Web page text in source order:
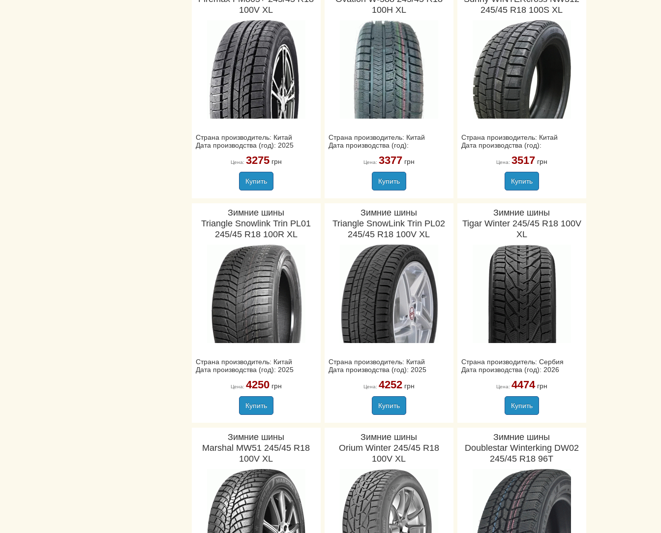
100V XL
Страна производитель: Китай
Дата производства (год): 2025
Цена: 3275грн
Купить
100H XL
Страна производитель: Китай
Дата производства (год):
Цена: 3377грн
Купить
245/45 R18 100S XL
Страна производитель: Китай
Дата производства (год):
Цена: 3517грн
Купить
Зимние шины
Triangle Snowlink Trin PL01
245/45 R18 100R XL
Страна производитель: Китай
Дата производства (год): 2025
Цена: 4250грн
Купить
Зимние шины
Triangle SnowLink Trin PL02
245/45 R18 100V XL
Страна производитель: Китай
Дата производства (год): 2025
Цена: 4252грн
Купить
Зимние шины
Tigar Winter 245/45 R18 100V
XL
Страна производитель: Сербия
Дата производства (год): 2026
Цена: 4474грн
Купить
Зимние шины
Marshal MW51 245/45 R18
100V XL
Зимние шины
Orium Winter 245/45 R18
100V XL
Зимние шины
Doublestar Winterking DW02
245/45 R18 96T